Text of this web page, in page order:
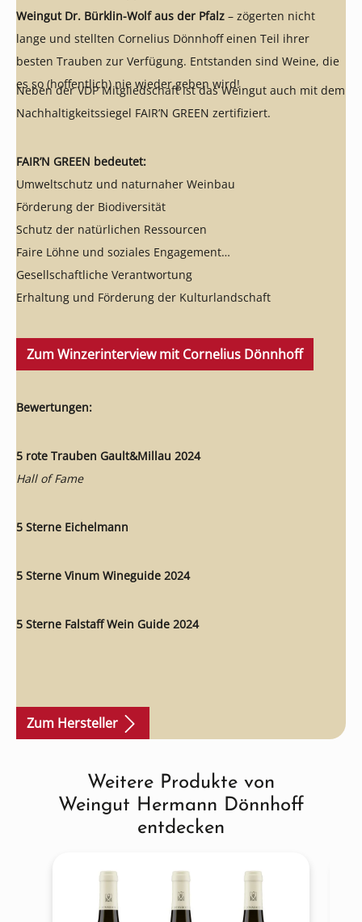
Weingut Dr. Bürklin-Wolf aus der Pfalz – zögerten nicht
lange und stellten Cornelius Dönnhoff einen Teil ihrer
besten Trauben zur Verfügung. Entstanden sind Weine, die
es so (hoffentlich) nie wieder geben wird!
Neben der VDP Mitgliedschaft ist das Weingut auch mit dem
Nachhaltigkeitssiegel FAIR’N GREEN zertifiziert.
FAIR’N GREEN bedeutet:
Umweltschutz und naturnaher Weinbau
Förderung der Biodiversität
Schutz der natürlichen Ressourcen
Faire Löhne und soziales Engagement
Gesellschaftliche Verantwortung
Erhaltung und Förderung der Kulturlandschaft
Zum Winzerinterview mit Cornelius Dönnhoff
Bewertungen:
5 rote Trauben Gault&Millau 2024
Hall of Fame
5 Sterne Eichelmann
5 Sterne Vinum Wineguide 2024
5 Sterne Falstaff Wein Guide 2024
Zum Hersteller
Produktgalerie überspringen
Weitere Produkte von
Weingut Hermann Dönnhoff
entdecken